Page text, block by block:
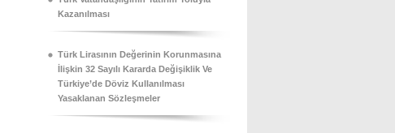
Kazanılması
Türk Lirasının Değerinin Korunmasına
İlişkin 32 Sayılı Kararda Değişiklik Ve
Türkiye’de Döviz Kullanılması
Yasaklanan Sözleşmeler